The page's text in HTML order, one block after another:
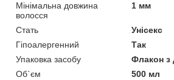
Мінімальна довжина
волосся
1 мм
Стать
Унісекс
Гіпоалергенний
Так
Упаковка засобу
Флакон з
Об`єм
500 мл